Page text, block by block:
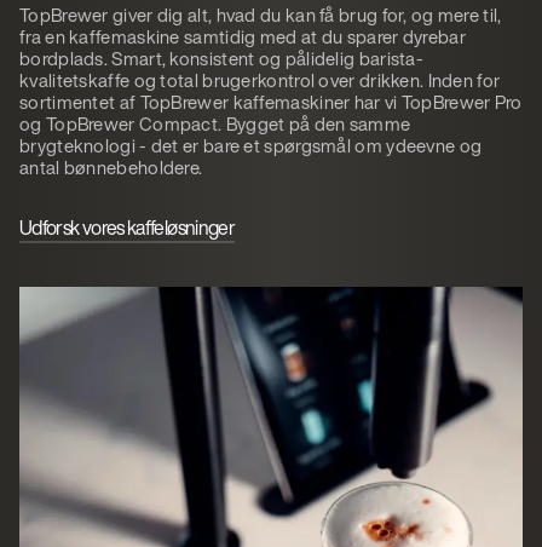
TopBrewer giver dig alt, hvad du kan få brug for, og mere til,
fra en kaffemaskine samtidig med at du sparer dyrebar
bordplads. Smart, konsistent og pålidelig barista-
kvalitetskaffe og total brugerkontrol over drikken. Inden for
sortimentet af TopBrewer kaffemaskiner har vi TopBrewer Pro
og TopBrewer Compact. Bygget på den samme
brygteknologi - det er bare et spørgsmål om ydeevne og
antal bønnebeholdere.
Udforsk vores kaffeløsninger